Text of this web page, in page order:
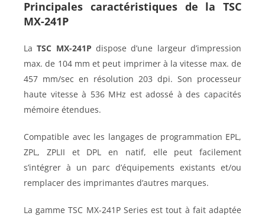
Principales caractéristiques de la TSC
MX-241P
LaTSC MX-241P dispose d’une largeur d’impression
max. de 104 mm et peut imprimer à la vitesse max. de
457 mm/sec en résolution 203 dpi. Son processeur
haute vitesse à 536 MHz est adossé à des capacités
mémoire étendues.
Compatible avec les langages de programmation EPL,
ZPL, ZPLII et DPL en natif, elle peut facilement
s’intégrer à un parc d’équipements existants et/ou
remplacer des imprimantes d’autres marques.
La gamme TSC MX-241P Series est tout à fait adaptée